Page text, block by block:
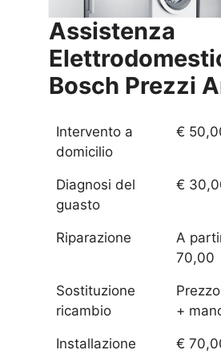
Assistenza
Bosch Prezzi
Intervento a
domicilio
€
Diagnosi del
guasto
€
Riparazione
A
70,00
Sostituzione
ricambio
+
Installazione
€